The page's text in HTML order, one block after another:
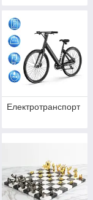
Електротранспорт